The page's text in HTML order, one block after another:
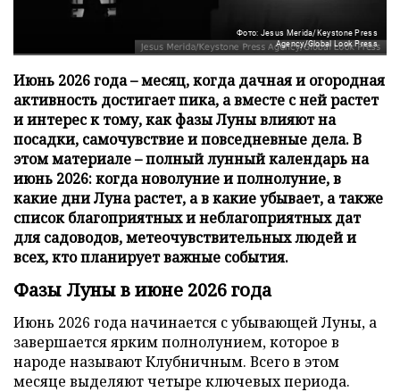
Фото: Jesus Merida/Keystone Press
Agency/Global Look Press
Июнь 2026 года – месяц, когда дачная и огородная
активность достигает пика, а вместе с ней растет
и интерес к тому, как фазы Луны влияют на
посадки, самочувствие и повседневные дела. В
этом материале – полный лунный календарь на
июнь 2026: когда новолуние и полнолуние, в
какие дни Луна растет, а в какие убывает, а также
список благоприятных и неблагоприятных дат
для садоводов, метеочувствительных людей и
всех, кто планирует важные события.
Фазы Луны в июне 2026 года
Июнь 2026 года начинается с убывающей Луны, а
завершается ярким полнолунием, которое в
народе называют Клубничным. Всего в этом
месяце выделяют четыре ключевых периода.